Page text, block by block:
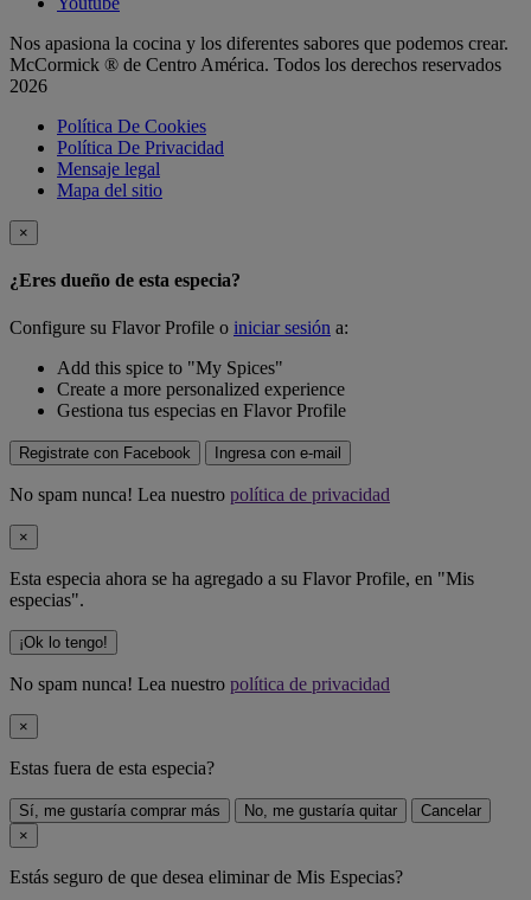
Nos apasiona la cocina y los diferentes sabores que podemos crear.
McCormick ® de Centro América. Todos los derechos reservados
2026
Política De Cookies
Política De Privacidad
Mensaje legal
Mapa del sitio
×
¿Eres dueño de esta especia?
Configure su Flavor Profile o iniciar sesión a:
Add this spice to "My Spices"
Create a more personalized experience
Gestiona tus especias en Flavor Profile
Registrate con Facebook Ingresa con e-mail
No spam nunca! Lea nuestro política de privacidad
×
Esta especia ahora se ha agregado a su Flavor Profile, en "Mis
especias".
¡Ok lo tengo!
No spam nunca! Lea nuestro política de privacidad
×
Estas fuera de esta especia?
Sí, me gustaría comprar más No, me gustaría quitar
Cancelar
×
Estás seguro de que desea eliminarde Mis Especias?